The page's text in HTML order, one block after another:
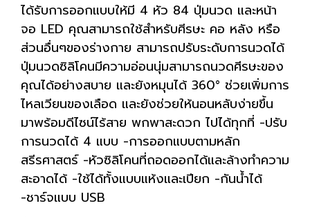
ได้รับการออกแบบให้มี 4 หัว 84 ปุ่มนวด และหน้า
จอ LED คุณสามารถใช้สำหรับศีรษะ คอ หลัง หรือ
ส่วนอื่นๆของร่างกาย สามารถปรับระดับการนวดได้
ปุ่มนวดซิลิโคนมีความอ่อนนุ่มสามารถนวดศีรษะของ
คุณได้อย่างสบาย และยังหมุนได้ 360° ช่วยเพิ่มการ
ไหลเวียนของเลือด และยังช่วยให้นอนหลับง่ายขึ้น
มาพร้อมดีไซน์ไร้สาย พกพาสะดวก ไปได้ทุกที่ -ปรับ
การนวดได้ 4 แบบ -การออกแบบตามหลัก
สรีรศาสตร์ -หัวซิลิโคนที่ถอดออกได้และล้างทำความ
สะอาดได้ -ใช้ได้ทั้งแบบแห้งและเปียก -กันน้ำได้
-ชาร์จแบบ USB